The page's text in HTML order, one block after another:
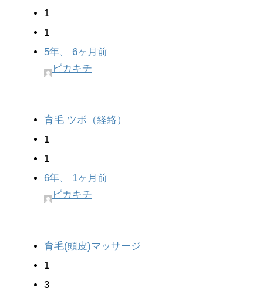
1
1
5年、 6ヶ月前
ピカキチ
育毛 ツボ（経絡）
1
1
6年、 1ヶ月前
ピカキチ
育毛(頭皮)マッサージ
1
3